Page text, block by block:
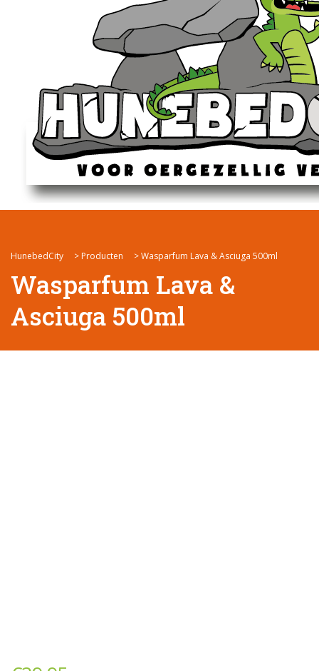
HunebedCity > Producten >Wasparfum Lava & Asciuga 500ml
Wasparfum Lava &
Asciuga 500ml